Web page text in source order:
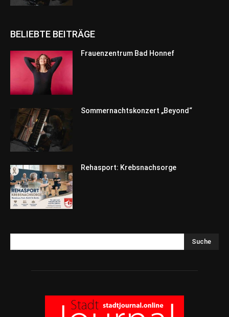
BELIEBTE BEITRÄGE
Frauenzentrum Bad Honnef
Sommernachtskonzert „Beyond“
Rehasport: Krebsnachsorge
Suche